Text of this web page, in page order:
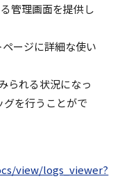
管理画面を提供し
ージに詳細な使い
られる状況になっ
を行うことがで
view/logs_viewer?